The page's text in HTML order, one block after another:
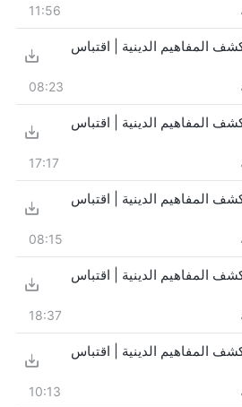
11:56
المفاهيم الدينية | اقتباس
08:23
المفاهيم الدينية | اقتباس
17:17
المفاهيم الدينية | اقتباس
08:15
المفاهيم الدينية | اقتباس
18:37
المفاهيم الدينية | اقتباس
10:13